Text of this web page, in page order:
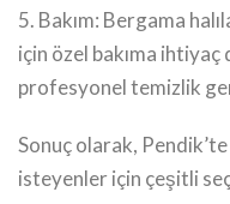
5. Bakım: Bergama
için özel bakıma
profesyonel temizlik
Sonuç olarak, Pendik’te
isteyenler için çeşitli